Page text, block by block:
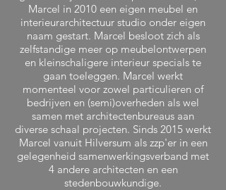
Marcel in 2010 een eigen meubel en
interieurarchitectuur studio onder eigen
naam gestart. Marcel besloot zich als
zelfstandige meer op meubelontwerpen
en kleinschaligere interieur specials te
gaan toeleggen. Marcel werkt
momenteel voor zowel particulieren of
bedrijven en (semi)overheden als wel
samen met architectenbureaus aan
diverse schaal projecten. Sinds 2015 werkt
Marcel vanuit Hilversum als zzp'er in een
gelegenheid samenwerkingsverband met
4 andere architecten en een
stedenbouwkundige.